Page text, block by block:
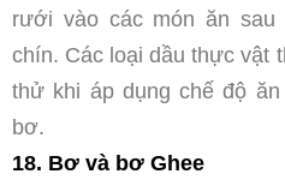
rưới vào các món ăn
chín. Các loại dầu thực vật
thử khi áp dụng chế độ
bơ.
18. Bơ và bơ Ghee